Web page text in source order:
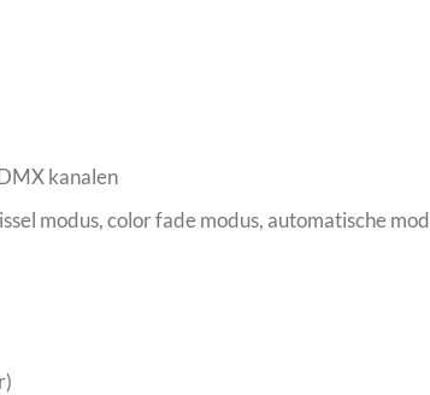
kanalen
modus, color fade modus, automatische